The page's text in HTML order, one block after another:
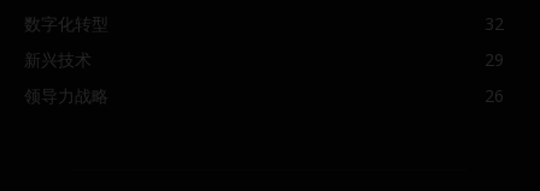
数字化转型
32
新兴技术
29
领导力战略
26